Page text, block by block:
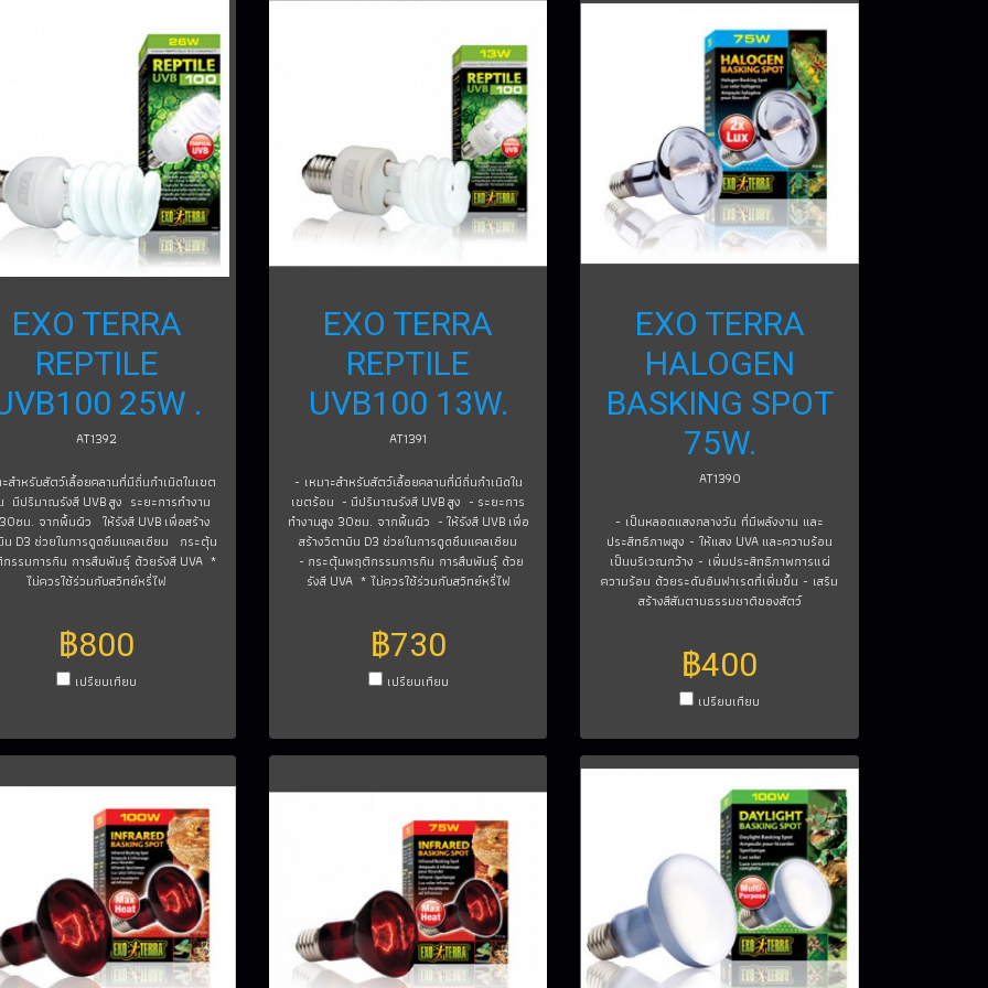
EXO TERRA
REPTILE
25W .
AT1392
ะสำหรับสัตว์เลื้อยคลานที่มีถิ่นกำเนิดในเขต
มีปริมาณรังสี UVB สูง ระยะการทำงาน
ซม. จากพื้นผิว ให้รังสี UVB เพื่อสร้าง
น D3 ช่วยในการดูดซึมแคลเซียม กระตุ้น
รรมการกิน การสืบพันธุ์ ด้วยรังสี UVA *
ไม่ควรใช้ร่วมกับสวิทย์หรี่ไฟ
฿800
เปรียบเทียบ
EXO TERRA
REPTILE
UVB100 13W.
AT1391
- เหมาะสำหรับสัตว์เลื้อยคลานที่มีถิ่นกำเนิดใน
เขตร้อน - มีปริมาณรังสี UVB สูง - ระยะการ
ทำงานสูง 30ซม. จากพื้นผิว - ให้รังสี UVB เพื่อ
สร้างวิตามิน D3 ช่วยในการดูดซึมแคลเซียม
- กระตุ้นพฤติกรรมการกิน การสืบพันธุ์ ด้วย
รังสี UVA * ไม่ควรใช้ร่วมกับสวิทย์หรี่ไฟ
฿730
เปรียบเทียบ
EXO TERRA
HALOGEN
BASKING SPOT
75W.
AT1390
- เป็นหลอดแสงกลางวัน ที่มีพลังงาน และ
ประสิทธิภาพสูง - ให้แสง UVA และความร้อน
เป็นบริเวณกว้าง - เพิ่มประสิทธิภาพการแผ่
ความร้อน ด้วยระดับอินฟาเรดที่เพิ่มขึ้น - เสริม
สร้างสีสันตามธรรมชาติของสัตว์
฿400
เปรียบเทียบ